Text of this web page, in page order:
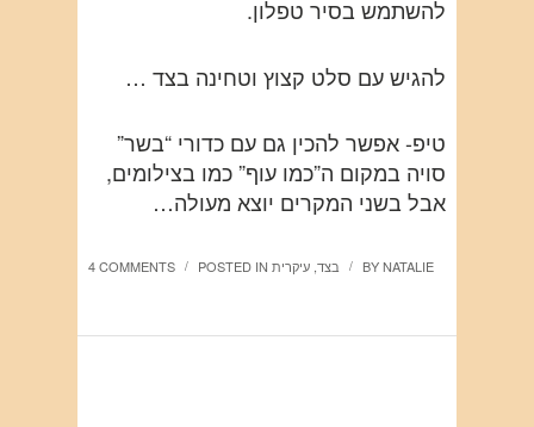
להשתמש בסיר טפלון.
להגיש עם סלט קצוץ וטחינה בצד …
טיפ- אפשר להכין גם עם כדורי “בשר”
סויה במקום ה”כמו עוף” כמו בצילומים,
אבל בשני המקרים יוצא מעולה…
4 COMMENTS / POSTED IN בצד עיקרית / BYNATALIE